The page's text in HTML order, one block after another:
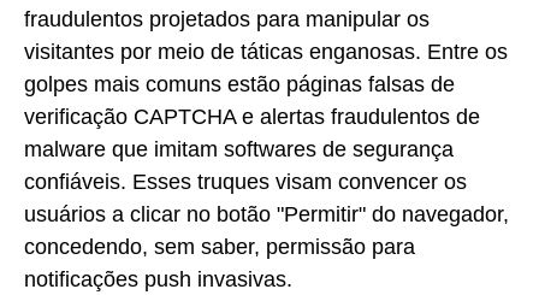
fraudulentos projetados para manipular os
visitantes por meio de táticas enganosas. Entre os
golpes mais comuns estão páginas falsas de
verificação CAPTCHA e alertas fraudulentos de
malware que imitam softwares de segurança
confiáveis. Esses truques visam convencer os
usuários a clicar no botão "Permitir" do navegador,
concedendo, sem saber, permissão para
notificações push invasivas.